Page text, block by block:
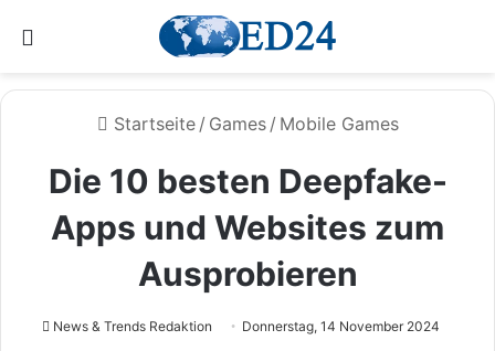
Startseite / Games / Mobile Games
Die 10 besten Deepfake-
Apps und Websites zum
Ausprobieren
News & Trends Redaktion Donnerstag, 14 November 2024